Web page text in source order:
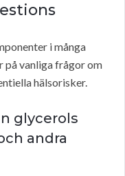
i många
på vanliga frågor om
hälsorisker.
glycerols
andra